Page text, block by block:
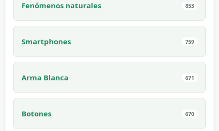
Fenómenos naturales 853
Smartphones 759
Arma Blanca 671
Botones 670